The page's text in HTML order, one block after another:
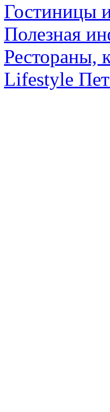
Гостиницы
Полезная
Рестораны,
Lifestyle